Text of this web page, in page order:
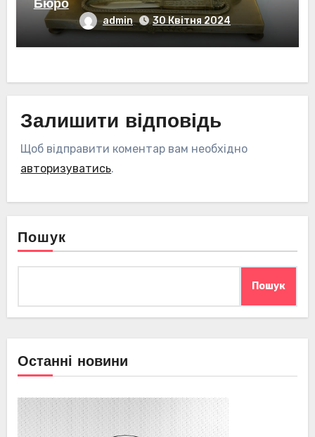
Бюро
admin 30 Квітня 2024
Залишити відповідь
Щоб відправити коментар вам необхідно
авторизуватись.
Пошук
Пошук
Останні новини